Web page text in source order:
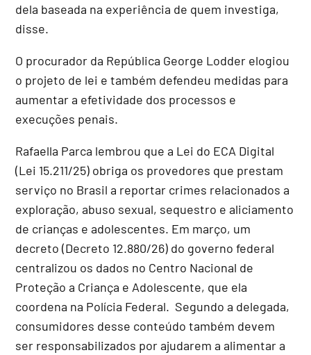
dela baseada na experiência de quem investiga,
disse.
O procurador da República George Lodder elogiou
o projeto de lei e também defendeu medidas para
aumentar a efetividade dos processos e
execuções penais.
Rafaella Parca lembrou que a Lei do ECA Digital
(Lei 15.211/25) obriga os provedores que prestam
serviço no Brasil a reportar crimes relacionados a
exploração, abuso sexual, sequestro e aliciamento
de crianças e adolescentes. Em março, um
decreto (Decreto 12.880/26) do governo federal
centralizou os dados no Centro Nacional de
Proteção a Criança e Adolescente, que ela
coordena na Polícia Federal. Segundo a delegada,
consumidores desse conteúdo também devem
ser responsabilizados por ajudarem a alimentar a